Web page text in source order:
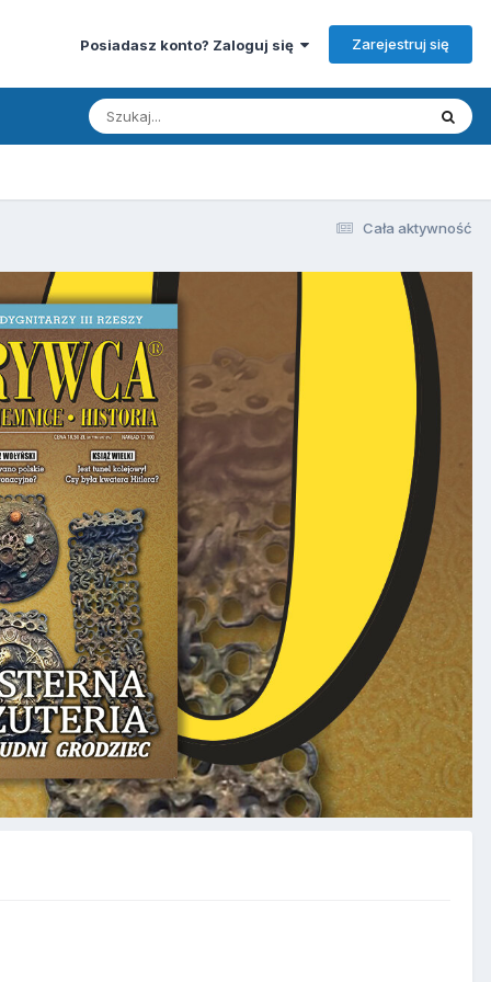
Posiadasz konto? Zaloguj się Zarejestruj się
Cała aktywność